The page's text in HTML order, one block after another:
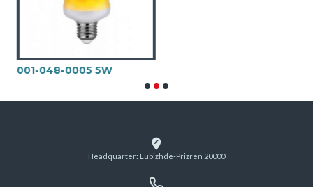
001-048-0005 5W
Headquarter: Lubizhdë-Prizren 20000